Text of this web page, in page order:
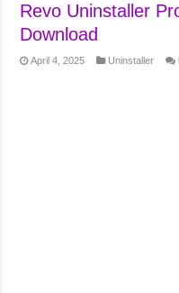
Revo Uninstaller
Download
April 4, 2025 Uninstaller